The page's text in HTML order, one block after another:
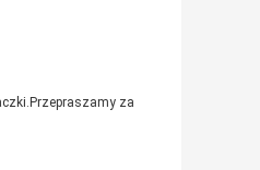
za